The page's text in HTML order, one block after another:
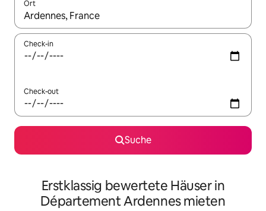
Ort
Wenn Ergebnisse verfügbar sind, navigiere mit den
Check-in
Check-out
Suche
Erstklassig bewertete Häuser in
Département Ardennes mieten